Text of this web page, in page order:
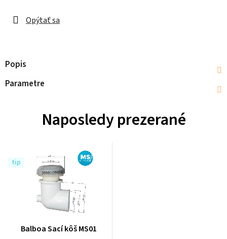
Opýtať sa
Popis
Parametre
Naposledy prezerané
tip
Balboa Sací kôš MS01